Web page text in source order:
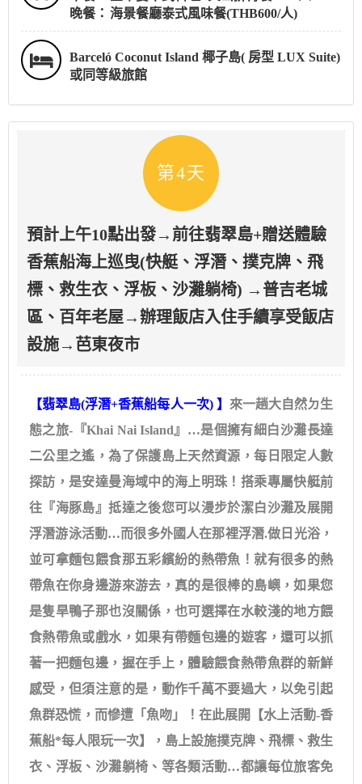
晚餐： 海景餐廳泰式風味餐(THB600/人)
Barceló Coconut Island 椰子島( 房型 LUX Suite)
或同等級旅館
第4天
預計上午10點出發→前往翡翠島+贈送體驗
香蕉船海上巡曳(快艇、浮潛、撲克牌、飛
標、救生衣、浮板、沙灘躺椅) →普吉老城
區、百年老屋→辦理飯店入住手續享受飯店
設施→芭東夜市
【翡翠島(浮潛+香蕉船每人一次) 】 來一趟大自然ㄉ生
態之旅-『Khai Nai Island』…是個擁有細白沙灘長達
二公里之遙，為了保護島上天然資源，每日限定人數
探訪，是安達曼海域中的海上明珠！搭乘專屬快艇前
往『海豚島』抵達之後您可以漫步於潔白沙灘及展開
浮潛游泳活動…而很多外國人在那裡浮潛.做日光浴，
並可拿麵包餵食那五彩繽紛的熱帶魚！就有很多的熱
帶魚在你身邊游來游去，真的是很棒的島嶼，如果您
是隻旱鴨子那也沒關係，也可選擇在水較淺的地方餵
食熱帶魚或戲水，如果有帶麵包邊的遊客，還可以抓
著一把麵包邊，握在手上，體驗餵食熱帶魚群的新鮮
感受，但須注意的是，動作千萬不要過大，以免引起
魚群恐慌，而慘遭「魚吻」！在此展開【水上活動-香
蕉船*每人限玩一次】，島上設施撲克牌、飛標、救生
衣、浮板、沙灘躺椅、等各類活動…都讓每位旅客免